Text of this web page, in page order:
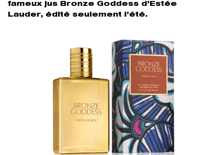
fameux jus Bronze Goddess d’Estée
Lauder, édité seulement l’été.